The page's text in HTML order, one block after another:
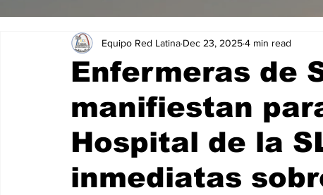
Enfermeras de
manifiestan
Hospital de la
inmediatas
Equipo Red Latina Dec 23, 20254 min read